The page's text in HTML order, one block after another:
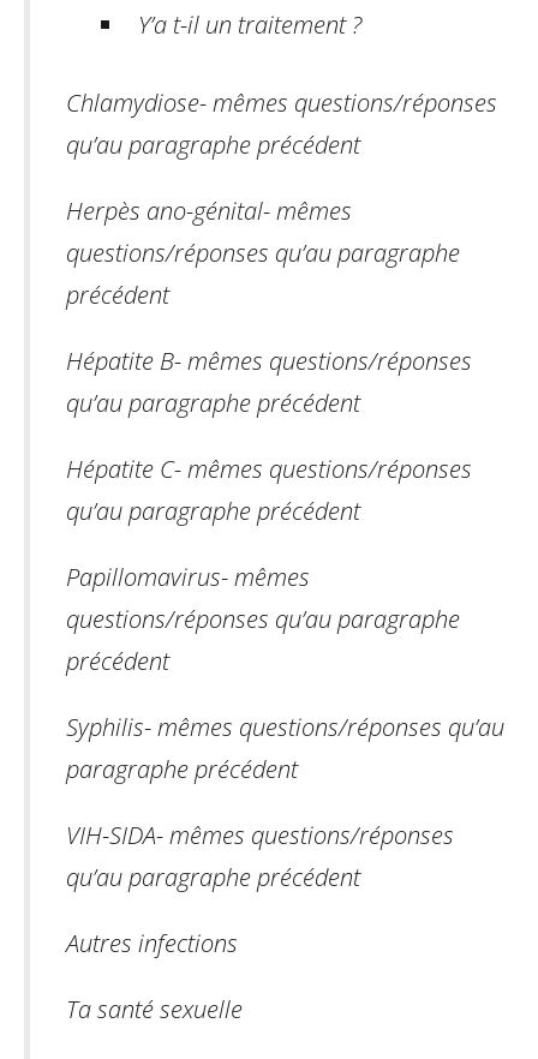
Y’a t-il un traitement ?
Chlamydiose-mêmes questions/réponses
qu’au paragraphe précédent
Herpès ano-génital-mêmes
questions/réponses qu’au paragraphe
précédent
Hépatite B-mêmes questions/réponses
qu’au paragraphe précédent
Hépatite C-mêmes questions/réponses
qu’au paragraphe précédent
Papillomavirus-mêmes
questions/réponses qu’au paragraphe
précédent
Syphilis-mêmes questions/réponses qu’au
paragraphe précédent
VIH-SIDA-mêmes questions/réponses
qu’au paragraphe précédent
Autres infections
Ta santé sexuelle